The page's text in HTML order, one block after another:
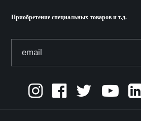
Приобретение специальных товаров и т.д.